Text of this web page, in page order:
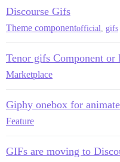
Discourse Gifs
Theme componentofficial gifs
Tenor gifs Component or
Marketplace
Giphy onebox for
Feature
GIFs are moving to